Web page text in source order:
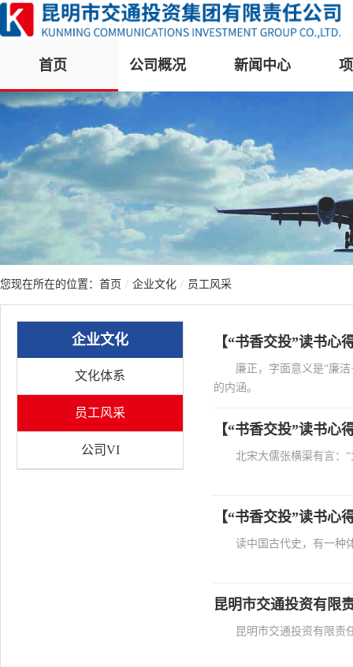
首页 公司概况 新闻中心
您现在所在的位置： 首页 / 企业文化 / 员工风采
企业文化
文化体系
员工风采
公司VI
【“书香交投”读书心
廉正，字面意义是“廉
的内涵。
【“书香交投”读书心
北宋大儒张横渠有言：
【“书香交投”读书心
读中国古代史，有一种
昆明市交通投资有限
昆明市交通投资有限责